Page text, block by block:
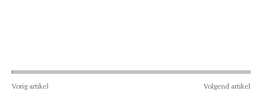
Vorig artikel Volgend artikel